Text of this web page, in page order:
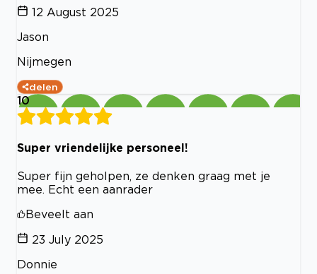
12 August 2025
Jason
Nijmegen
delen
10
Super vriendelijke personeel!
Super fijn geholpen, ze denken graag met je
mee. Echt een aanrader
Beveelt aan
23 July 2025
Donnie